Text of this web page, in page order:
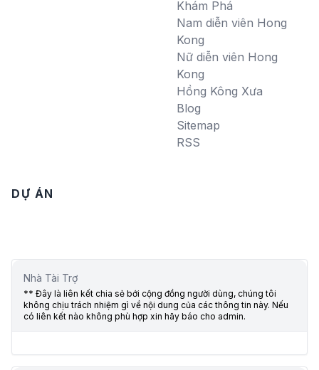
Khám Phá
Nam diễn viên Hong
Kong
Nữ diễn viên Hong
Kong
Hồng Kông Xưa
Blog
Sitemap
RSS
DỰ ÁN
Nhà Tài Trợ
** Đây là liên kết chia sẻ bới cộng đồng người dùng, chúng tôi
không chịu trách nhiệm gì về nội dung của các thông tin này. Nếu
có liên kết nào không phù hợp xin hãy báo cho admin.